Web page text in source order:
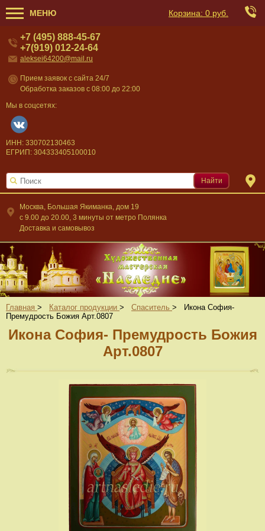
МЕНЮ Корзина: 0 руб.
Москва, Большая Якиманка, дом 19
c 9.00 до 20.00, 3 минуты от метро Полянка
Доставка и самовывоз
+7 (495) 888-45-67
+7(919) 012-24-64
aleksei64200@mail.ru
Прием заявок с сайта 24/7
Обработка заказов с 08:00 до 22:00
Мы в соцсетях:
ИНН: 330702130463
ЕГРИП: 304333405100010
Найти
Главная > Каталог продукции > Спаситель >
Икона София-
Премудрость Божия Арт.0807
Икона София- Премудрость Божия
Арт.0807